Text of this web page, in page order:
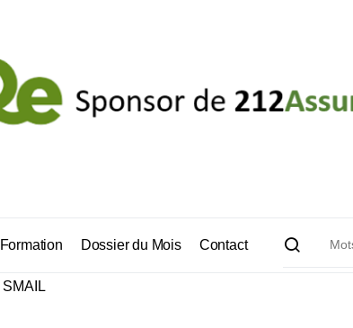
Formation Dossier du Mois Contact